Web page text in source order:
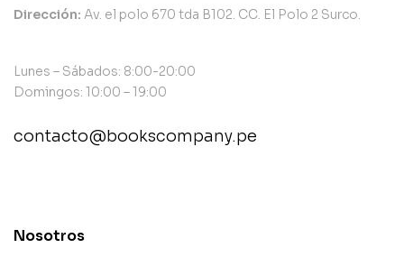
Dirección: Av. el polo 670 tda B102. CC. El Polo 2 Surco.
Lunes – Sábados: 8:00-20:00
Domingos: 10:00 – 19:00
contacto@bookscompany.pe
Nosotros